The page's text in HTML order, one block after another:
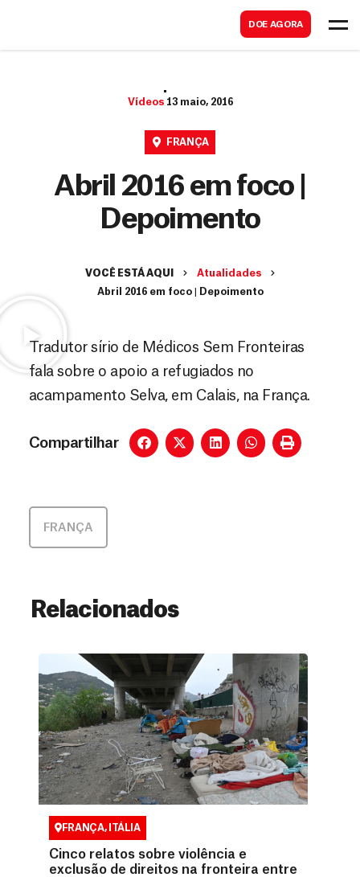
DOE AGORA
Vídeos 13 maio, 2016
FRANÇA
Abril 2016 em foco |
Depoimento
VOCÊ ESTÁ AQUI
Atualidades
Abril 2016 em foco | Depoimento
Tradutor sírio de Médicos Sem Fronteiras
fala sobre o apoio a refugiados no
acampamento Selva, em Calais, na França.
Compartilhar
FRANÇA
Relacionados
FRANÇA, ITÁLIA
Cinco relatos sobre violência e
exclusão de direitos na fronteira entre
a
r